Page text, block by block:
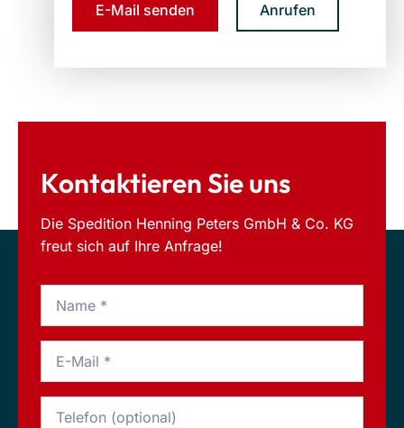
E-Mail senden Anrufen
Kontaktieren Sie uns
Die Spedition Henning Peters GmbH & Co. KG
freut sich auf Ihre Anfrage!
Name
Email
Phone